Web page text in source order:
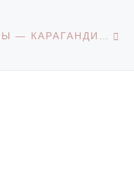
ДИАЛОГОВАЯ ПЛОЩАДКА «МЫ — КАРАГАНДИНЦЫ», ПОСВЯЩЕННАЯ ЮБИЛЕЮ ГОРОДА